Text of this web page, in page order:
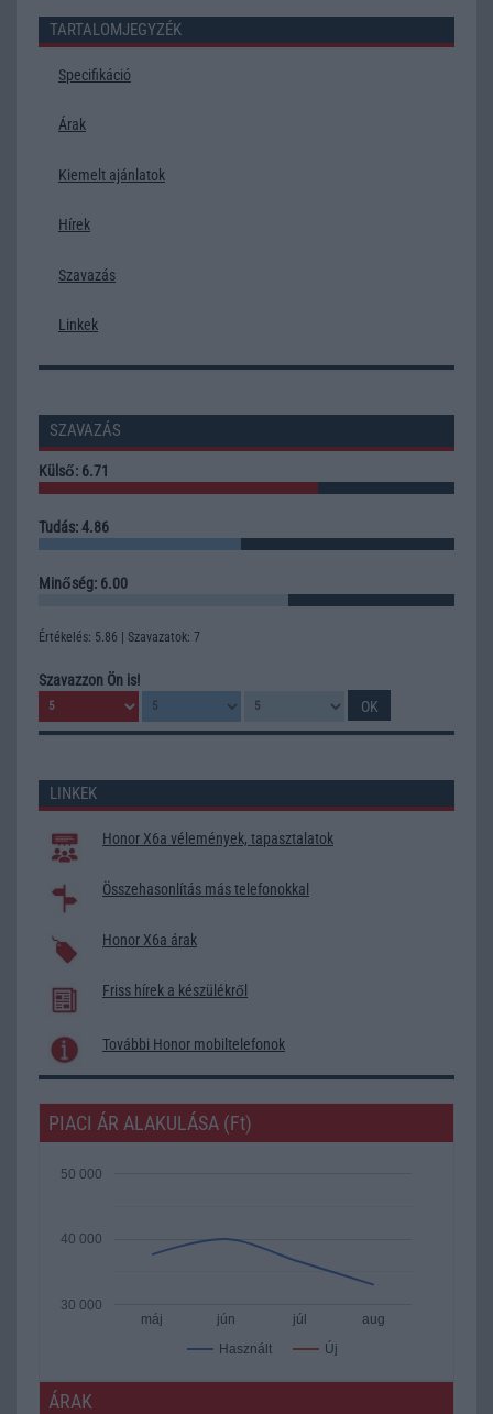
TARTALOMJEGYZÉK
Specifikáció
Árak
Kiemelt ajánlatok
Hírek
Szavazás
Linkek
SZAVAZÁS
Külső: 6.71
Tudás: 4.86
Minőség: 6.00
Értékelés: 5.86 | Szavazatok: 7
Szavazzon Ön is!
LINKEK
Honor X6a vélemények, tapasztalatok
Összehasonlítás más telefonokkal
Honor X6a árak
Friss hírek a készülékről
További Honor mobiltelefonok
PIACI ÁR ALAKULÁSA (Ft)
Használt Új
máj jún júl aug
30 000
40 000
50 000
ÁRAK